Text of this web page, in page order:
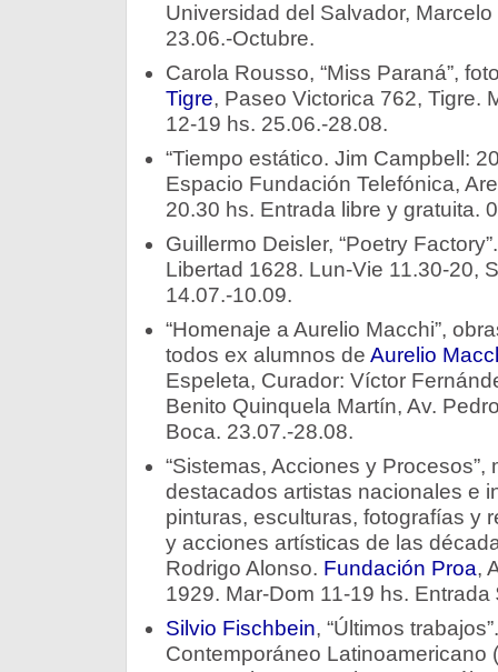
Universidad del Salvador,
23.06.-Octubre.
Carola Rousso, “Miss Paraná”,
Tigre, Paseo Victorica 762, Tigre.
12-19 hs. 25.06.-28.08.
“Tiempo estático. Jim Campbell:
Espacio Fundación Telefónica,
20.30 hs. Entrada libre y gratuita.
Guillermo Deisler, “Poetry
Libertad 1628. Lun-Vie 11.30-20,
14.07.-10.09.
“Homenaje a Aurelio Macchi”,
todos ex alumnos de Aurelio
Espeleta, Curador: Víctor
Benito Quinquela Martín, Av.
Boca. 23.07.-28.08.
“Sistemas, Acciones y
destacados artistas nacionales e
pinturas, esculturas, fotografías y
y acciones artísticas de las
Rodrigo Alonso. Fundación Proa,
1929. Mar-Dom 11-19 hs.
Silvio Fischbein, “Últimos
Contemporáneo Latinoamericano